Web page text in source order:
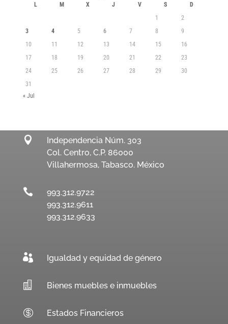
L M X J V S
D
1
2
3
4 5 6 7 8
9
10
11 12 13 14 15
16
17
18 19 20 21 22
23
24
25 26 27 28 29
30
31
« Jul

Independencia Núm. 303
Col. Centro, C.P. 86000
Villahermosa, Tabasco. México

993.312.9722
993.312.9611
993.312.9633
 Igualdad y equidad de género
 Bienes muebles e inmuebles
 Estados Financieros